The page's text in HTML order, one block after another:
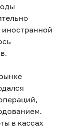
в кассах